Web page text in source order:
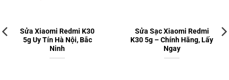
Sửa Xiaomi Redmi K30
5g Uy Tín Hà Nội, Bắc
Ninh
Sửa Sạc Xiaomi Redmi
K30 5g – Chính Hãng, Lấy
Ngay